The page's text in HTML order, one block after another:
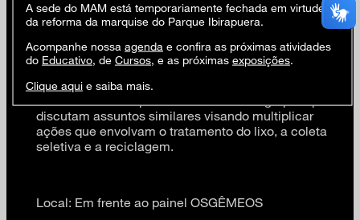
O coletivo ministra oficinas de arte reciclagem em
Compartilhamos informações para a
conscientização e conhecimento das questões
socioambientais que fazem parte do nosso cotidiano
discutam assuntos similares visando multiplicar
ações que envolvam o tratamento do lixo, a coleta
seletiva e a reciclagem.
Local: Em frente ao painel OSGÊMEOS
A sede do MAM está temporariamente fechada em virtude
da reforma da marquise do Parque Ibirapuera.
Acompanhe nossa agenda e confira as próximas atividades
do Educativo, de Cursos, e as próximas exposições.
Clique aqui e saiba mais.